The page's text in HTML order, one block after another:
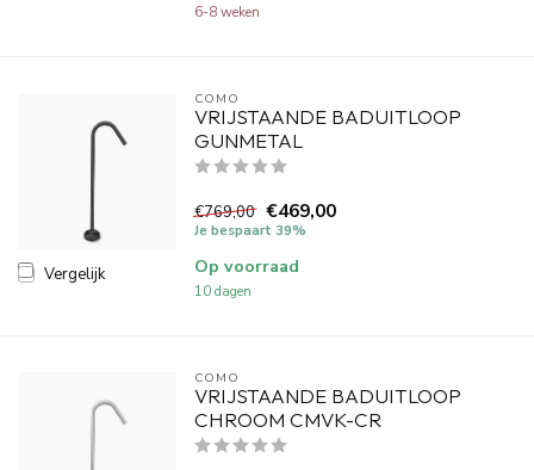
6-8 weken
Vergelijk
COMO
VRIJSTAANDE BADUITLOOP
GUNMETAL
€769,00 €469,00
Je bespaart 39%
Op voorraad
10 dagen
COMO
VRIJSTAANDE BADUITLOOP
CHROOM CMVK-CR